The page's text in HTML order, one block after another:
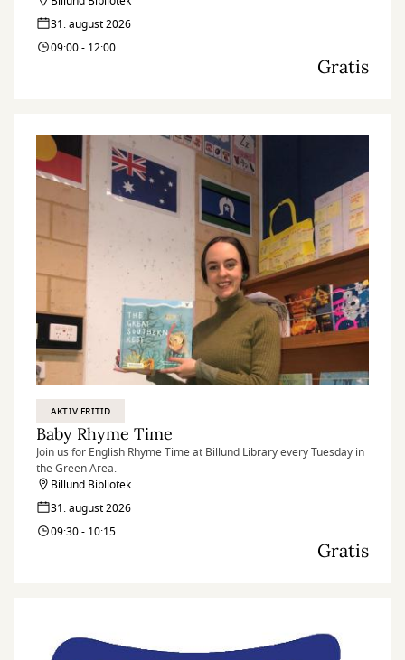
31. august 2026
09:00 - 12:00
Gratis
AKTIV FRITID
Baby Rhyme Time
Join us for English Rhyme Time at Billund Library every Tuesday in
the Green Area.
Billund Bibliotek
31. august 2026
09:30 - 10:15
Gratis